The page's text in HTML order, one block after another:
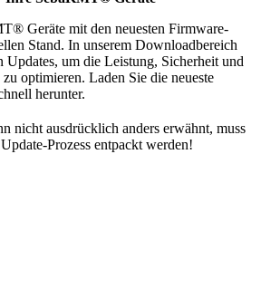
Geräte mit den neuesten Firmware-
Stand. In unserem Downloadbereich
Updates, um die Leistung, Sicherheit und
optimieren. Laden Sie die neueste
herunter.
nicht ausdrücklich anders erwähnt, muss
Prozess entpackt werden!